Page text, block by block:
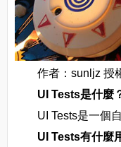
作者：sunljz 授
UI Tests是什麼
UI Tests是一個
UI Tests有什麼